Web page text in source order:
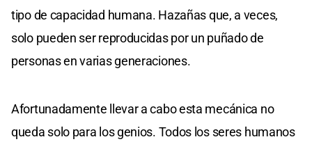
tipo de capacidad humana. Hazañas que, a veces,
solo pueden ser reproducidas por un puñado de
personas en varias generaciones.
Afortunadamente llevar a cabo esta mecánica no
queda solo para los genios. Todos los seres humanos